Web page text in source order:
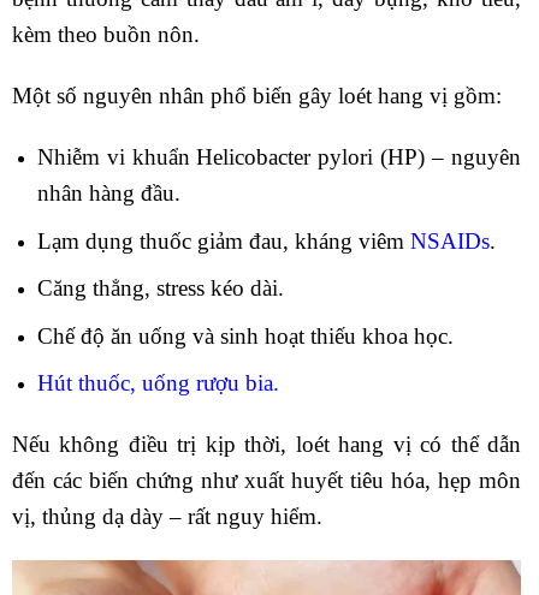
kèm theo buồn nôn.
Một số nguyên nhân phổ biến gây loét hang vị gồm:
Nhiễm vi khuẩn Helicobacter pylori (HP) – nguyên
nhân hàng đầu.
Lạm dụng thuốc giảm đau, kháng viêm NSAIDs.
Căng thẳng, stress kéo dài.
Chế độ ăn uống và sinh hoạt thiếu khoa học.
Hút thuốc, uống rượu bia.
Nếu không điều trị kịp thời, loét hang vị có thể dẫn
đến các biến chứng như xuất huyết tiêu hóa, hẹp môn
vị, thủng dạ dày – rất nguy hiểm.